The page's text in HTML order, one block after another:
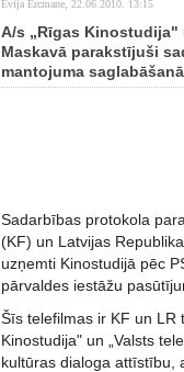
Evija Ercmane, 22.06.2010. 13:15
A/s „Rīgas
Maskavā parakstījuši
mantojuma
Sadarbības protokola
(KF) un Latvijas
uzņemti Kinostudijā pēc
pārvaldes iestāžu
Šīs telefilmas ir KF un LR
Kinostudija" un „Valsts
kultūras dialoga attīstību,